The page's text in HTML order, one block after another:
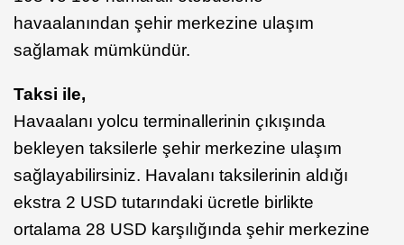
havaalanından şehir merkezine ulaşım
sağlamak mümkündür.
Taksi ile,
Havaalanı yolcu terminallerinin çıkışında
bekleyen taksilerle şehir merkezine ulaşım
sağlayabilirsiniz. Havalanı taksilerinin aldığı
ekstra 2 USD tutarındaki ücretle birlikte
ortalama 28 USD karşılığında şehir merkezine